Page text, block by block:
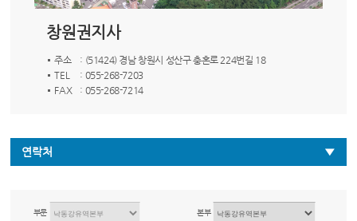
창원권지사
주소
: (51424) 경남 창원시 성산구 충혼로 224번길 18
TEL
: 055-268-7203
FAX
: 055-268-7214
연락처
부문 본부